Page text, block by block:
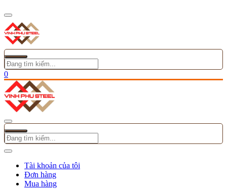
0
Tài khoản của tôi
Đơn hàng
Mua hàng